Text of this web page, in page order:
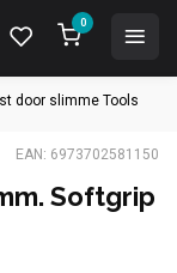
0
door slimme Tools
EAN: 6973702581150
Softgrip